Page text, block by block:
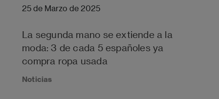
25 de Marzo de 2025
La segunda mano se extiende a la
moda: 3 de cada 5 españoles ya
compra ropa usada
Noticias